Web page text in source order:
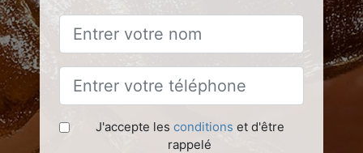
J'accepte les conditions et d'être
rappelé